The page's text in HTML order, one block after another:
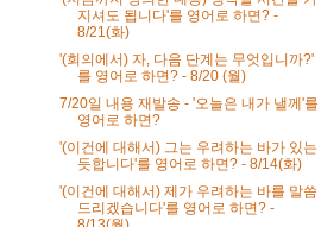
지셔도 됩니다'를 영어로 하면? -
8/21(화)
'(회의에서) 자, 다음 단계는 무엇입니까?'
를 영어로 하면? - 8/20 (월)
7/20일 내용 재발송 - '오늘은 내가 낼께'를
영어로 하면?
'(이건에 대해서) 그는 우려하는 바가 있는
듯합니다'를 영어로 하면? - 8/14(화)
'(이건에 대해서) 제가 우려하는 바를 말씀
드리겠습니다'를 영어로 하면? -